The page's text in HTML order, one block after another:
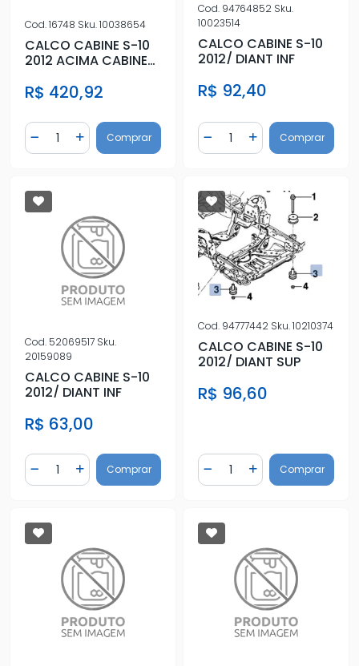
Cod.16748 Sku.10038654
CALCO CABINE S-10
2012 ACIMA CABINE
R$ 420,92
Diminuir Quantidade
Quantidade
Adicionar Quantidade
Comprar
Cod. 94764852 Sku.
10023514
CALCO CABINE S-10
2012/ DIANT INF
R$ 92,40
Diminuir Quantidade
Quantidade
AdicionarComprar
Cod. 52069517 Sku.
20159089
CALCO CABINE S-10
2012/ DIANT INF
R$ 63,00
Diminuir Quantidade
Quantidade
Adicionar Quantidade
Comprar
Cod. 94777442 Sku.10210374
CALCO CABINE S-10
2012/ DIANT SUP
R$ 96,60
Diminuir Quantidade
Quantidade
AdicionarComprar